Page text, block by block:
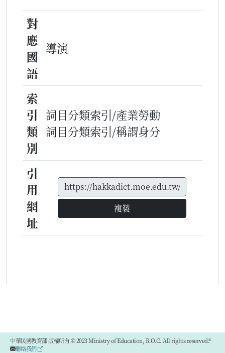
對
應
國
語
導演
索
引
類
別
詞目分類索引/產業勞動
詞目分類索引/稱謂身分
引
用
網
址
複製
中華民國教育部 版權所有 © 2023 Ministry of Education, R.O.C. All rights reserved.®
聯絡我們